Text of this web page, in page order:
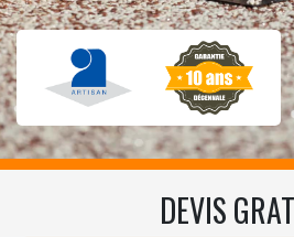
DEVIS